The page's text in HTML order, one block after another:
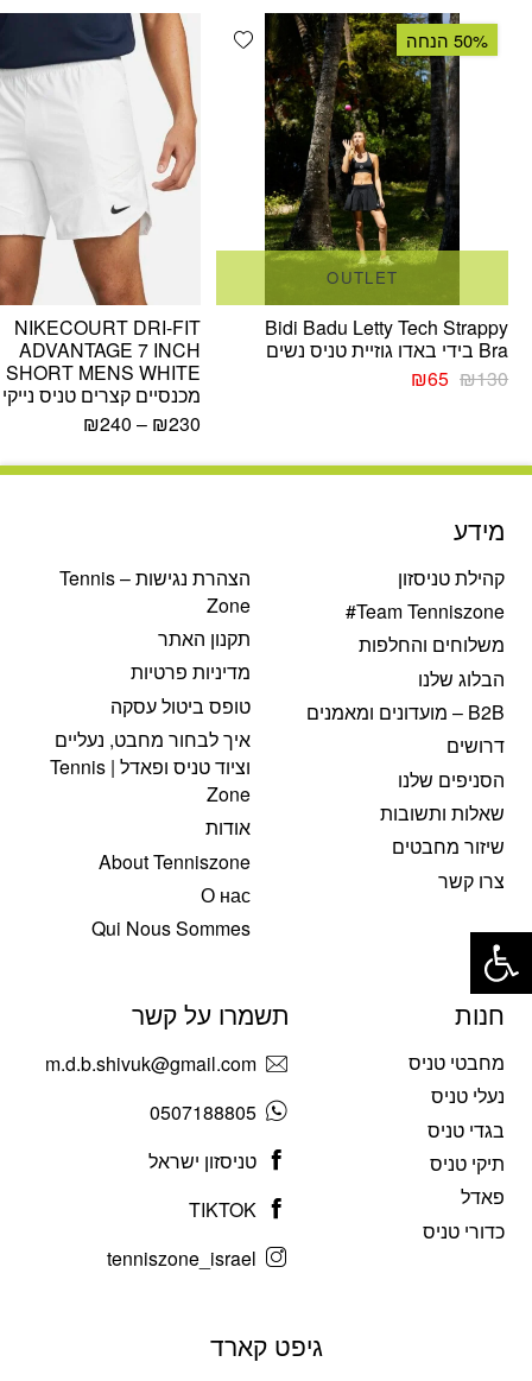
Add wishlist 50% הנחה
OUTLET
Bidi Badu Letty Tech Strappy
Bra בידי באדו גוזיית טניס נשים
₪130
המחיר
₪65 המחיר
NIKECOURT DRI-FIT
ADVANTAGE 7 INCH
SHORT MENS WHITE
מכנסיים קצרים טניס נייקי
₪230
–
₪240
מידע
קהילת טניסזון
Team Tenniszone#
משלוחים והחלפות
הבלוג שלנו
B2B – מועדונים ומאמנים
דרושים
הסניפים שלנו
שאלות ותשובות
שיזור מחבטים
צרו קשר
הצהרת נגישות – Tennis
Zone
תקנון האתר
מדיניות פרטיות
טופס ביטול עסקה
איך לבחור מחבט, נעליים
וציוד טניס ופאדל | Tennis
Zone
אודות
About Tenniszone
О нас
Qui Nous Sommes
חנות
מחבטי טניס
נעלי טניס
בגדי טניס
תיקי טניס
פאדל
כדורי טניס
תשמרו על קשר
m.d.b.shivuk@gmail.com
0507188805
טניסזון ישראל
TIKTOK
tenniszone_israel
גיפט קארד
פתח סרגל נגישות